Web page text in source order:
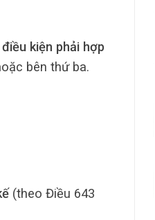
điều kiện phải hợp
bên thứ ba.
(theo Điều 643